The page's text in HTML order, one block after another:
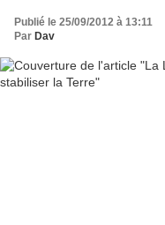
Publié le 25/09/2012 à 13:11
Par Dav